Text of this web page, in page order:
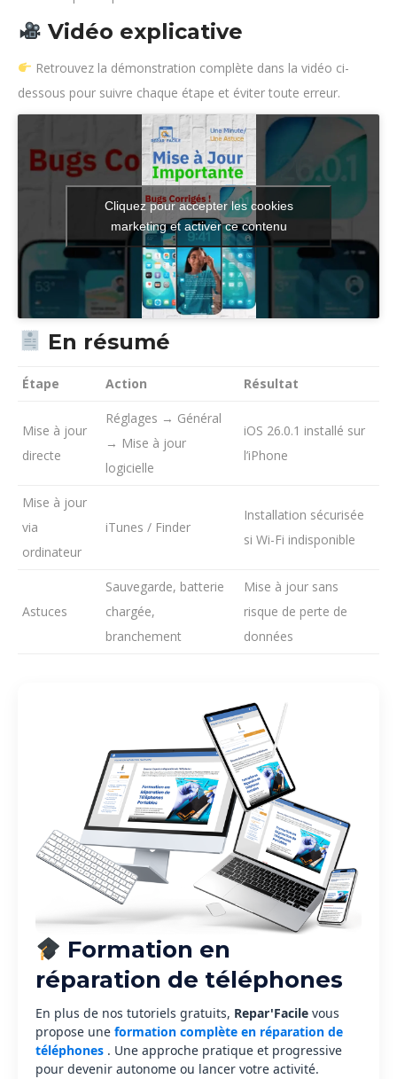
Vidéo explicative
Retrouvez la démonstration complète dans la vidéo ci-
dessous pour suivre chaque étape et éviter toute erreur.
Cliquez pour accepter les cookies
marketing et activer ce contenu
En résumé
Étape Action Résultat
Mise à jour
directe
Réglages → Général
→ Mise à jour
logicielle
iOS 26.0.1 installé sur
l’iPhone
Mise à jour
via
ordinateur
iTunes / Finder
Installation sécurisée
si Wi-Fi indisponible
Astuces
Sauvegarde, batterie
chargée,
branchement
Mise à jour sans
risque de perte de
données
Formation en
réparation de téléphones
En plus de nos tutoriels gratuits, Repar'Facile vous
propose une formation complète en réparation de
téléphones . Une approche pratique et progressive
pour devenir autonome ou lancer votre activité.